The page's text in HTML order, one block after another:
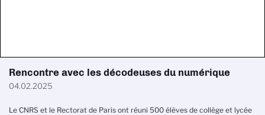
Rencontre avec les décodeuses du numérique
04.02.2025
Le CNRS et le Rectorat de Paris ont réuni 500 élèves de collège et lycée